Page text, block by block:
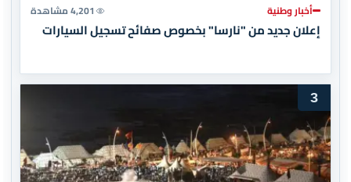
أخبار وطنية 4,201 مشاهدة
إعلان جديد من "نارسا" بخصوص صفائح تسجيل السيارات
3